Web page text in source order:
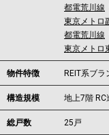
都電荒川線
東京メトロ
都電荒川線
東京メトロ
物件特徴 REIT系ブ
構造規模 地上7階 RC
総戸数 25戸